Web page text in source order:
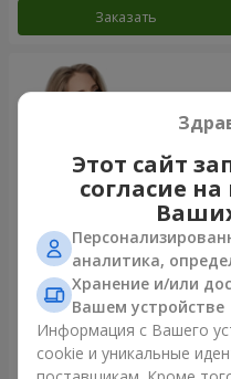
Заказать
Букет "Королеве сердца"
2 954 грн
Этот сайт
согласие
аналитика,
Хранение и/или
Вашем устройстве
Информация с Вашего
cookie и уникальные